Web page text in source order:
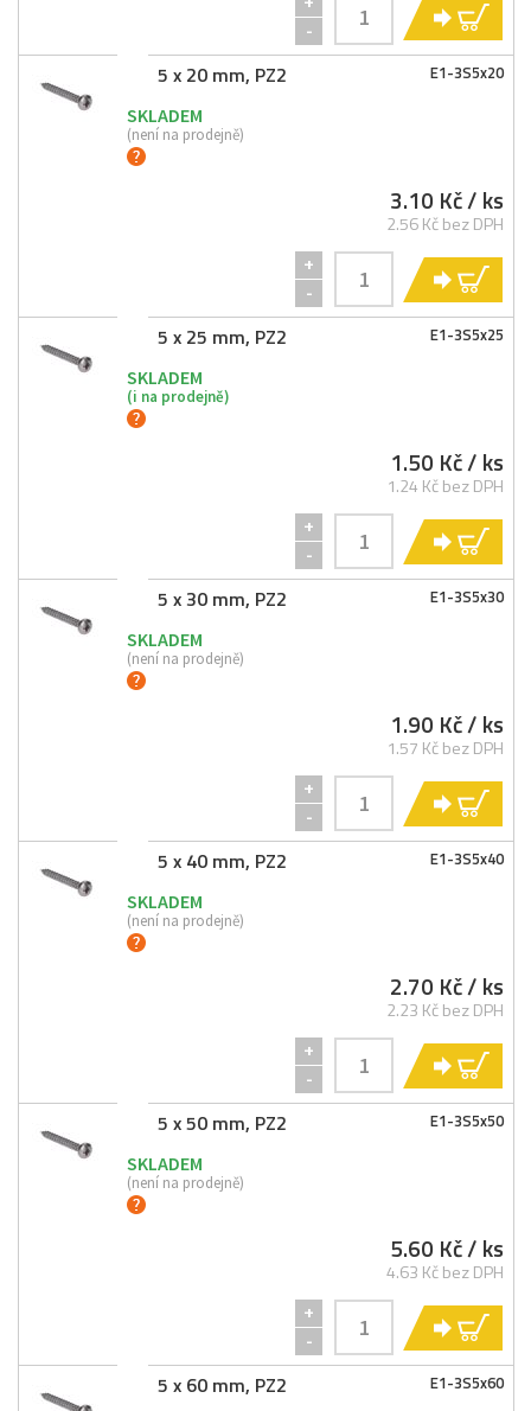
-
E1-3S5x20
5 x 20 mm, PZ2
SKLADEM
(není na prodejně)
3.10 Kč/ ks
2.56 Kč bez DPH
+
-
E1-3S5x25
5 x 25 mm, PZ2
SKLADEM
(i na prodejně)
1.50 Kč/ ks
1.24 Kč bez DPH
+
-
E1-3S5x30
5 x 30 mm, PZ2
SKLADEM
(není na prodejně)
1.90 Kč/ ks
1.57 Kč bez DPH
+
-
E1-3S5x40
5 x 40 mm, PZ2
SKLADEM
(není na prodejně)
2.70 Kč/ ks
2.23 Kč bez DPH
+
-
E1-3S5x50
5 x 50 mm, PZ2
SKLADEM
(není na prodejně)
5.60 Kč/ ks
4.63 Kč bez DPH
+
-
E1-3S5x60
5 x 60 mm, PZ2